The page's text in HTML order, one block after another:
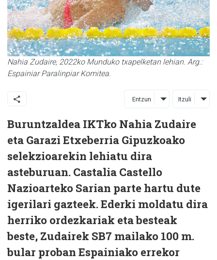
Nahia Zudaire, 2022ko Munduko txapelketan lehian. Arg.:
Espainiar Paralinpiar Komitea.
Entzun Itzuli
Buruntzaldea IKTko Nahia Zudaire
eta Garazi Etxeberria Gipuzkoako
selekzioarekin lehiatu dira
asteburuan. Castalia Castello
Nazioarteko Sarian parte hartu dute
igerilari gazteek. Ederki moldatu dira
herriko ordezkariak eta besteak
beste, Zudairek SB7 mailako 100 m.
bular proban Espainiako errekor